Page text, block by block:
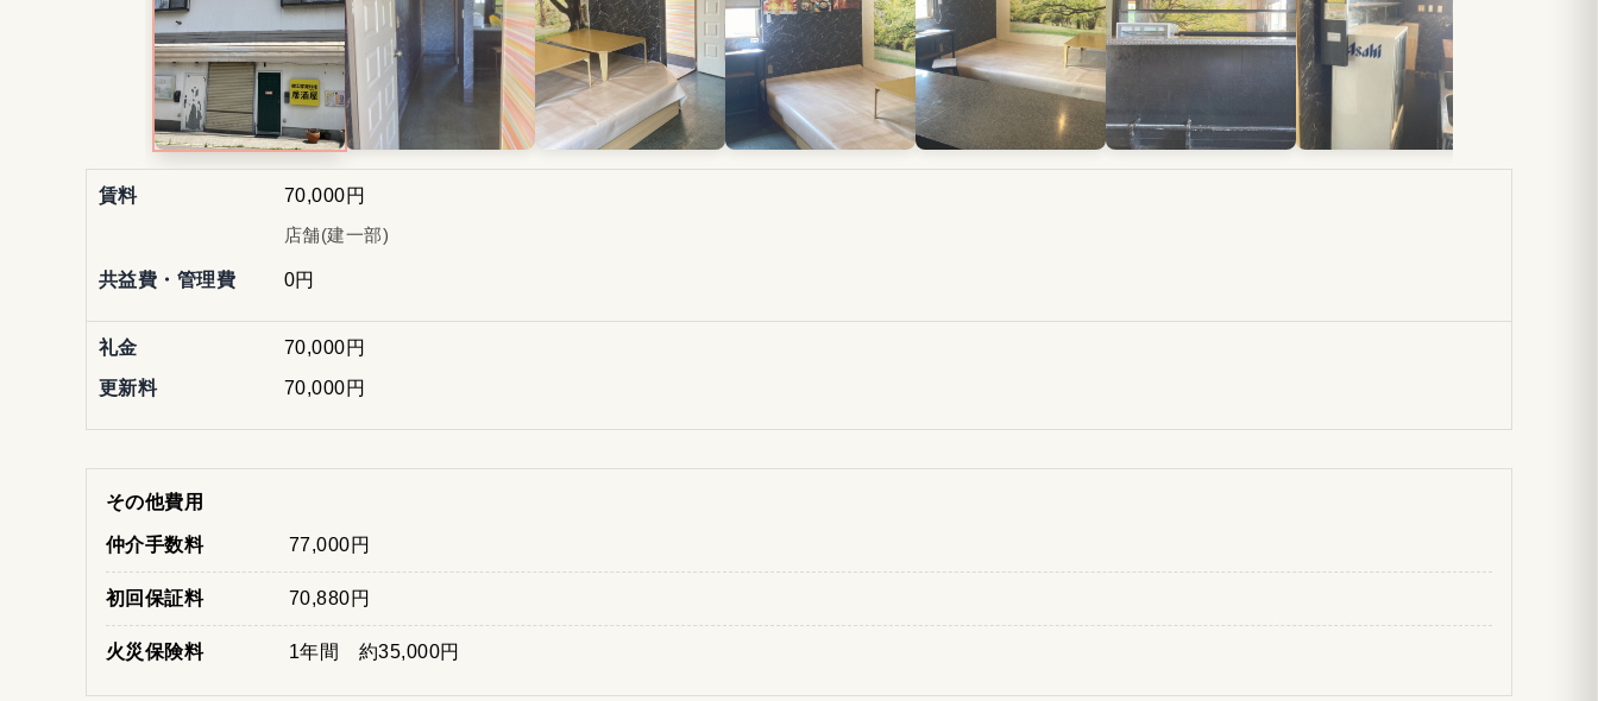
賃料
70,000円
店舗(建一部)
共益費・管理費 0円
礼金
70,000円
更新料
70,000円
その他費用
仲介手数料 77,000円
初回保証料 70,880円
火災保険料 1年間 約35,000円